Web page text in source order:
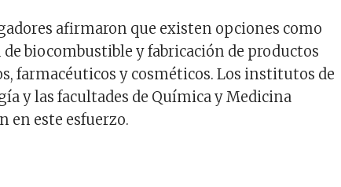
afirmaron que existen opciones como
biocombustible y fabricación de productos
farmacéuticos y cosméticos. Los institutos de
y las facultades de Química y Medicina
en este esfuerzo.